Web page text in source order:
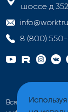
шоссе д
8 (800)
Вся информация